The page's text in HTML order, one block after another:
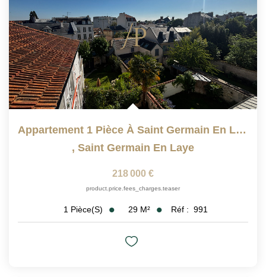
Appartement 1 Pièce À Saint Germain En Laye - Dernier...
, Saint Germain En Laye
218 000 €
product.price.fees_charges.teaser
1 Pièce(s) 29 M² Réf : 991